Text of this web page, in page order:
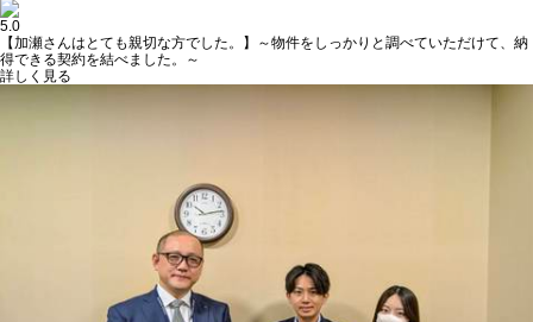
5.0
【加瀬さんはとても親切な方でした。】～物件をしっかりと調べていただけて、納
得できる契約を結べました。～
詳しく見る